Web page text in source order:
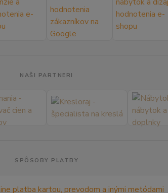
NAŠI PARTNERI
SPÔSOBY PLATBY